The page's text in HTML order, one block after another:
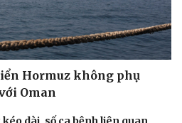
Công nghệ
Sành điệu
Tin Công nghệ
Trải nghiệm
Chuyển đổi số
Hormuz không phụ
Oman